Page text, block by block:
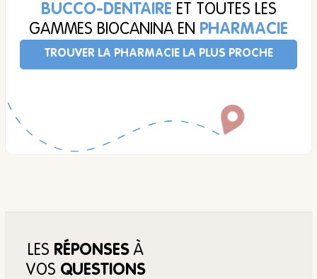
BUCCO-DENTAIRE ET TOUTES LES
GAMMES BIOCANINA EN PHARMACIE
TROUVER LA PHARMACIE LA PLUS PROCHE
LES RÉPONSESÀ
VOS QUESTIONS